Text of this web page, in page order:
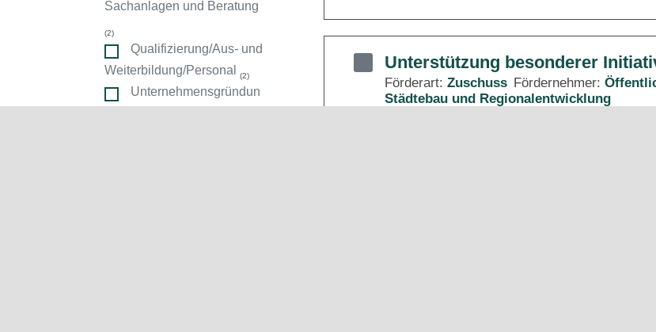
Sachanlagen und Beratung
(2)
Qualifizierung/Aus- und
Weiterbildung/Personal
(2)
Unternehmensgründun
Unterstützung besonderer
Förderart: Zuschuss Fördernehmer:
Städtebau und Regionalentwicklung